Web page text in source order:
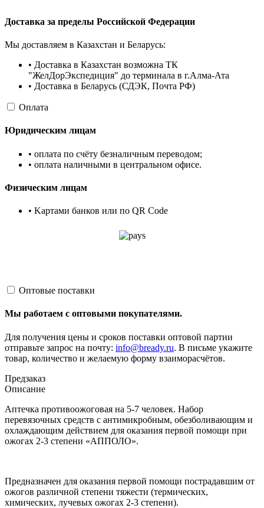
Доставка за пределы Российской Федерации
Мы доставляем в Казахстан и Беларусь:
• Доставка в Казахстан возможна ТК
"ЖелДорЭкспедиция" до терминала в г.Алма-Ата
• Доставка в Беларусь (СДЭК, Почта РФ)
Оплата
Юридическим лицам
• оплата по счёту безналичным переводом;
• оплата наличными в центральном офисе.
Физическим лицам
• Kартами банков или по QR Code
Оптовые поставки
Мы работаем с оптовыми покупателями.
Для получения цены и сроков поставки оптовой партии
отправьте запрос на почту: info@bready.ru. В письме укажите
товар, количество и желаемую форму взаиморасчётов.
Предзаказ
Описание
Аптечка противоожоговая на 5-7 человек. Набор
перевязочных средств с антимикробным, обезболивающим и
охлаждающим действием для оказания первой помощи при
ожогах 2-3 степени «АППОЛО».
Предназначен для оказания первой помощи пострадавшим от
ожогов различной степени тяжести (термических,
химических, лучевых ожогах 2-3 степени).